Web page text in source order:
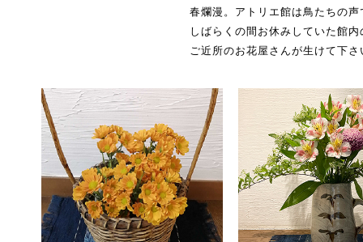
春爛漫。アトリエ館は鳥たちの
しばらくの間お休みしていた館
ご近所のお花屋さんが生けて下さ